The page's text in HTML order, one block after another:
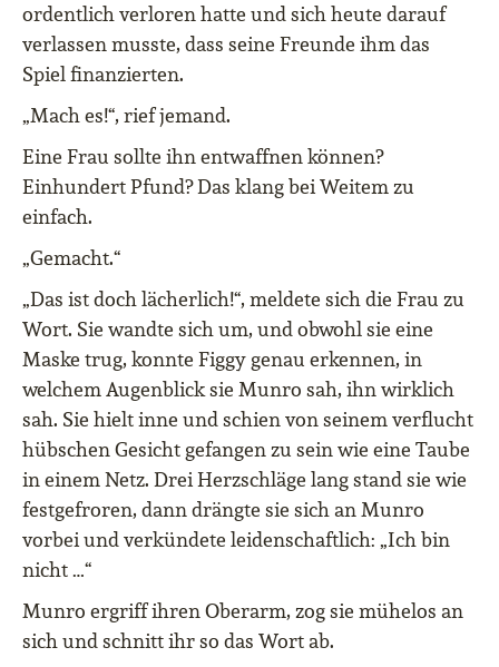
ordentlich verloren hatte und sich heute darauf
verlassen musste, dass seine Freunde ihm das
Spiel finanzierten.
„Mach es!“, rief jemand.
Eine Frau sollte ihn entwaffnen können?
Einhundert Pfund? Das klang bei Weitem zu
einfach.
„Gemacht.“
„Das ist doch lächerlich!“, meldete sich die Frau zu
Wort. Sie wandte sich um, und obwohl sie eine
Maske trug, konnte Figgy genau erkennen, in
welchem Augenblick sie Munro sah, ihn wirklich
sah. Sie hielt inne und schien von seinem verflucht
hübschen Gesicht gefangen zu sein wie eine Taube
in einem Netz. Drei Herzschläge lang stand sie wie
festgefroren, dann drängte sie sich an Munro
vorbei und verkündete leidenschaftlich: „Ich bin
nicht …“
Munro ergriff ihren Oberarm, zog sie mühelos an
sich und schnitt ihr so das Wort ab.